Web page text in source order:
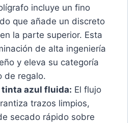
incluye un fino
que añade un discreto
la parte superior. Esta
de alta ingeniería
y eleva su categoría
de regalo.
tinta azul fluida: El flujo
trazos limpios,
secado rápido sobre